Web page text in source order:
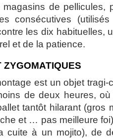
de pellicules,
consécutives
les dix habituelles,
et de la patience.
ZYGOMATIQUES
est un objet tragi-
de deux heures,
tantôt hilarant (gros
et … pas meilleure
cuite à un mojito), de